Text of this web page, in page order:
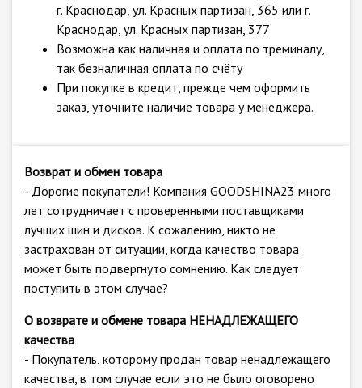
г. Краснодар, ул. Красных партизан, 365 или г.
Краснодар, ул. Красных партизан, 377
Возможна как наличная и оплата по треминалу,
так безналичная оплата по счёту
При покупке в кредит, прежде чем оформить
заказ, уточните наличие товара у менеджера.
Возврат и обмен товара
- Дорогие покупатели! Компания GOODSHINA23 много
лет сотрудничает с проверенными поставщиками
лучших шин и дисков. К сожалению, никто не
застрахован от ситуации, когда качество товара
может быть подвергнуто сомнению. Как следует
поступить в этом случае?
О возврате и обмене товара НЕНАДЛЕЖАЩЕГО
качества
- Покупатель, которому продан товар ненадлежащего
качества, в том случае если это не было оговорено